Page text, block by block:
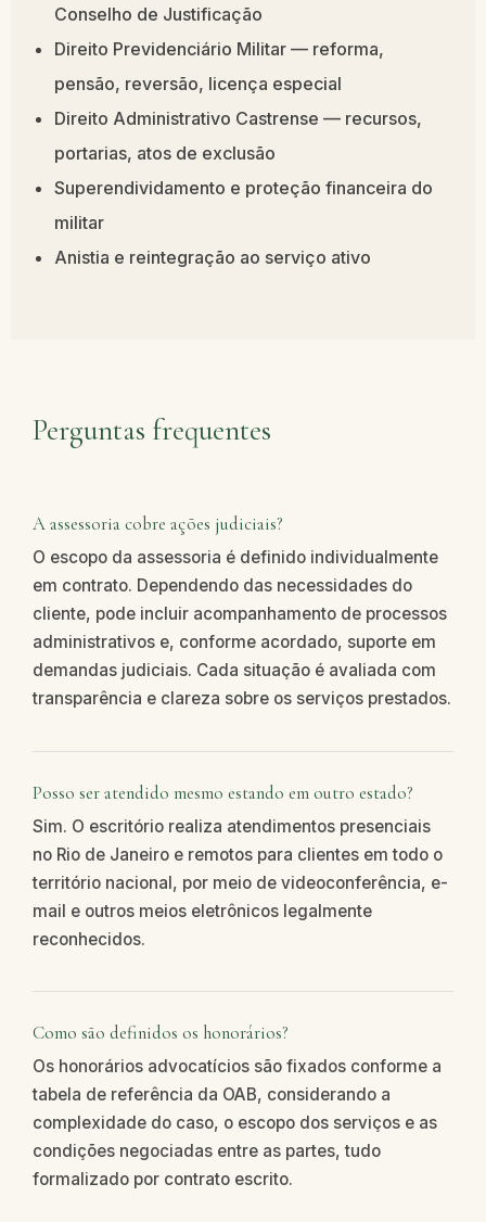
Conselho de Justificação
Direito Previdenciário Militar — reforma,
pensão, reversão, licença especial
Direito Administrativo Castrense — recursos,
portarias, atos de exclusão
Superendividamento e proteção financeira do
militar
Anistia e reintegração ao serviço ativo
Perguntas frequentes
A assessoria cobre ações judiciais?
O escopo da assessoria é definido individualmente
em contrato. Dependendo das necessidades do
cliente, pode incluir acompanhamento de processos
administrativos e, conforme acordado, suporte em
demandas judiciais. Cada situação é avaliada com
transparência e clareza sobre os serviços prestados.
Posso ser atendido mesmo estando em outro estado?
Sim. O escritório realiza atendimentos presenciais
no Rio de Janeiro e remotos para clientes em todo o
território nacional, por meio de videoconferência, e-
mail e outros meios eletrônicos legalmente
reconhecidos.
Como são definidos os honorários?
Os honorários advocatícios são fixados conforme a
tabela de referência da OAB, considerando a
complexidade do caso, o escopo dos serviços e as
condições negociadas entre as partes, tudo
formalizado por contrato escrito.